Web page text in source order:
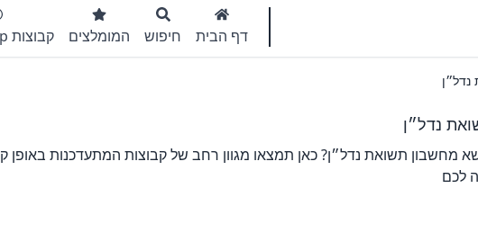
דף הבית חיפוש המומלצים קבוצות WhatsApp
נדל״ן
מחשבון תשואת נדל״ן? כאן תמצאו מגוון רחב של קבוצות המתעדכנות באופן
לכם